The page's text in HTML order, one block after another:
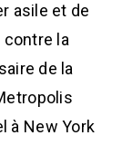
asile et de
la
de la
à New York